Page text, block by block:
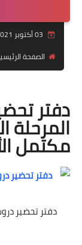
الصفحة
دفتر
المرحلة
مكتمل
دفتر تحضير